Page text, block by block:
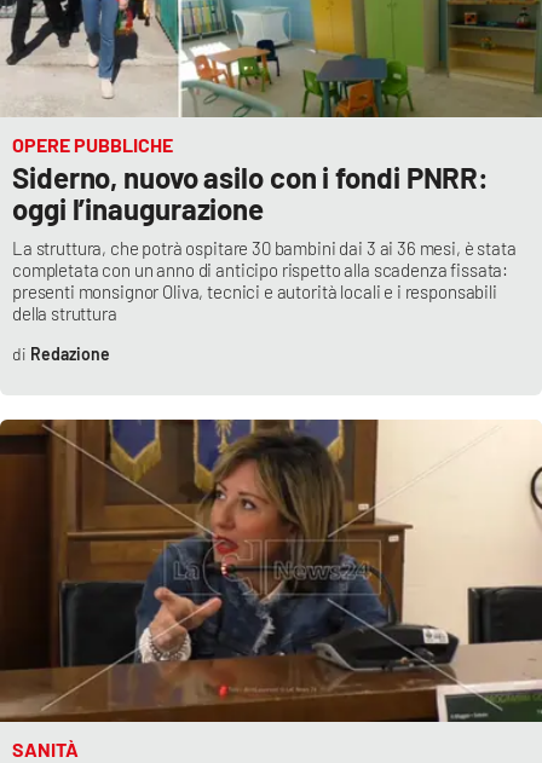
OPERE PUBBLICHE
Siderno, nuovo asilo con i fondi PNRR:
oggi l’inaugurazione
La struttura, che potrà ospitare 30 bambini dai 3 ai 36 mesi, è stata
completata con un anno di anticipo rispetto alla scadenza fissata:
presenti monsignor Oliva, tecnici e autorità locali e i responsabili
della struttura
Redazione
SANITÀ